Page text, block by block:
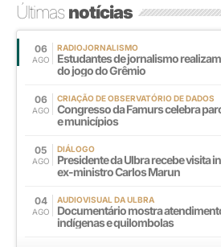
Últimasnotícias
06
AGO
RADIOJORNALISMO
Estudantes de jornalismo
do jogo do Grêmio
06
AGO
CRIAÇÃO DE OBSERVATÓRIO DE DADOS
Congresso da Famurs celebra
e municípios
05
AGO
DIÁLOGO
Presidente da Ulbra recebe visita
ex-ministro Carlos Marun
04
AGO
AUDIOVISUAL DA ULBRA
Documentário mostra
indígenas e quilombolas